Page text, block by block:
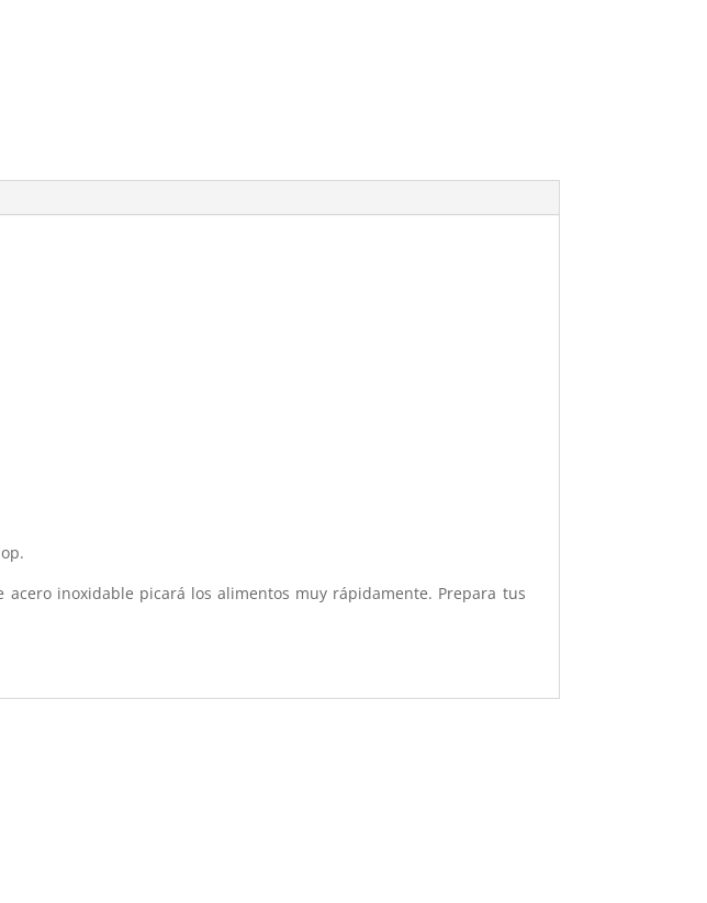
inoxidable picará los alimentos muy rápidamente. Prepara tus